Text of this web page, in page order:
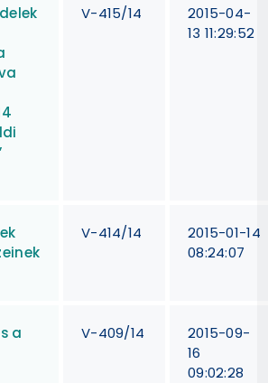
V-415/14
2015-04-
13 11:29:52
V-414/14
2015-01-14
08:24:07
a
V-409/14
2015-09-
16
09:02:28